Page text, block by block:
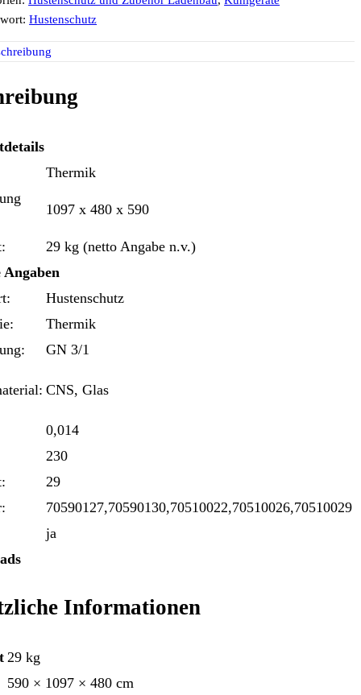
Hustenschutz
Thermik
1097 x 480 x 590
29 kg (netto Angabe n.v.)
Angaben
Hustenschutz
Thermik
GN 3/1
CNS, Glas
0,014
230
29
70590127,70590130,70510022,70510026,70510029
ja
Informationen
29 kg
590 × 1097 × 480 cm